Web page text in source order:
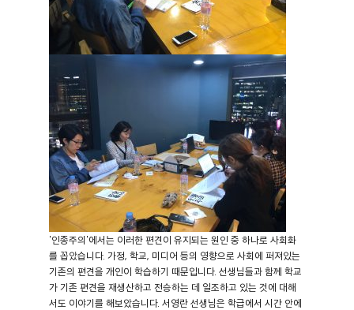
'인종주의'에서는 이러한 편견이 유지되는 원인 중 하나로 사회화
를 꼽았습니다. 가정, 학교, 미디어 등의 영향으로 사회에 퍼져있는
기존의 편견을 개인이 학습하기 때문입니다. 선생님들과 함께 학교
가 기존 편견을 재생산하고 전승하는 데 일조하고 있는 것에 대해
서도 이야기를 해보았습니다. 서영란 선생님은 학급에서 시간 안에